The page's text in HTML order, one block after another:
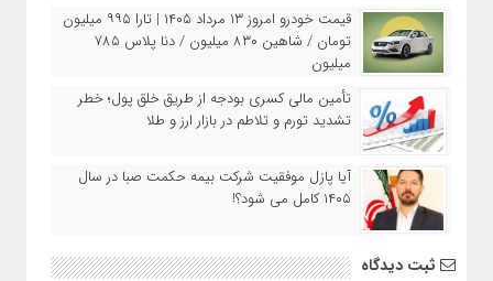
قیمت خودرو امروز ۱۳ مرداد ۱۴۰۵ | تارا ۹۹۵ میلیون
تومان / شاهین ۸۳۰ میلیون / دنا پلاس ۷۸۵
میلیون
تأمین مالی کسری بودجه از طریق خلق پول؛ خطر
تشدید تورم و تلاطم در بازار ارز و طلا
آیا پازل موفقیت شرکت بیمه حکمت صبا در سال
۱۴۰۵ کامل می شود؟!
ثبت دیدگاه